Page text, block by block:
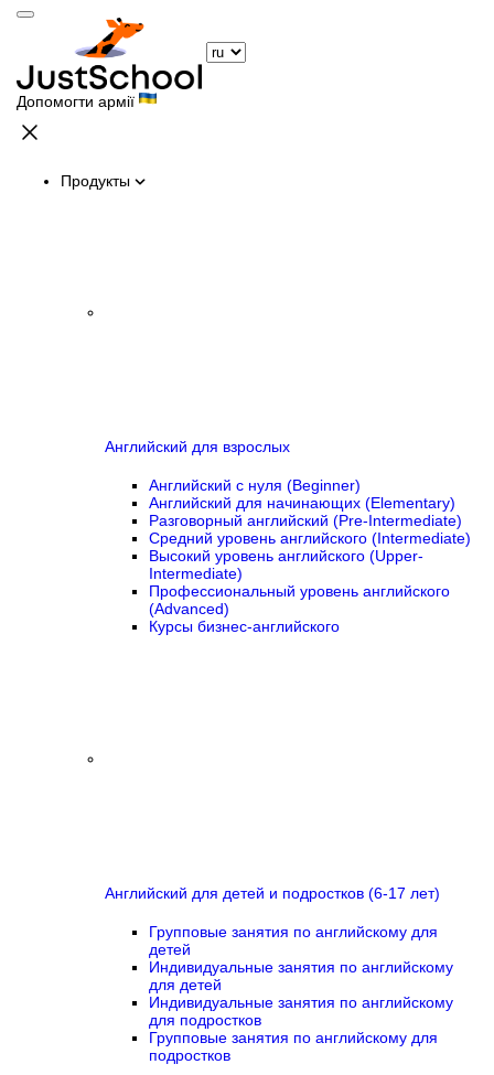
Допомогти армії
Продукты
Английский для взрослых
Английский с нуля (Beginner)
Английский для начинающих (Elementary)
Разговорный английский (Pre-Intermediate)
Средний уровень английского (Intermediate)
Высокий уровень английского (Upper-
Intermediate)
Профессиональный уровень английского
(Advanced)
Курсы бизнес-английского
Английский для детей и подростков (6-17 лет)
Групповые занятия по английскому для
детей
Индивидуальные занятия по английскому
для детей
Индивидуальные занятия по английскому
для подростков
Групповые занятия по английскому для
подростков